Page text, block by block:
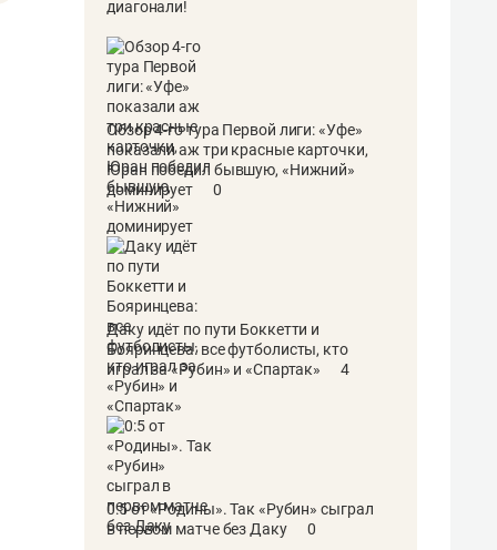
Обзор 4-го тура Первой лиги: «Уфе»
показали аж три красные карточки,
Юран победил бывшую, «Нижний»
доминирует
0
Даку идёт по пути Боккетти и
Бояринцева: все футболисты, кто
играл за «Рубин» и «Спартак»
4
0:5 от «Родины». Так «Рубин» сыграл
в первом матче без Даку
0